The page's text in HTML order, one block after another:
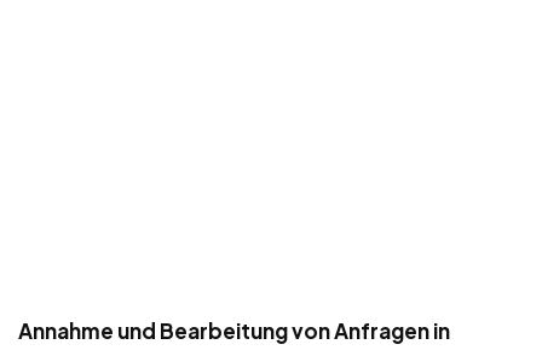
Annahme und Bearbeitung von Anfragen in